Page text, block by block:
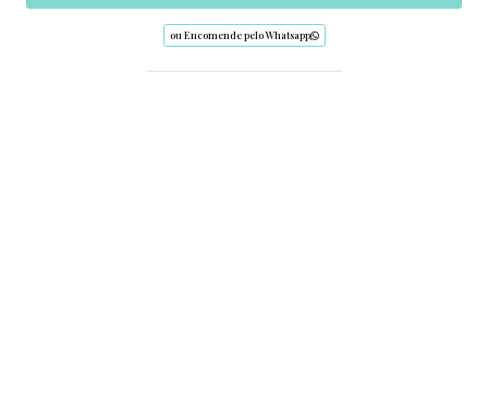
ou Encomende pelo Whatsapp